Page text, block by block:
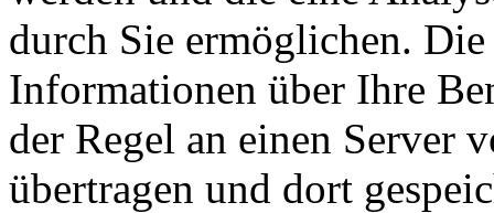
durch Sie ermöglichen.
Informationen über Ihre
der Regel an einen Server
übertragen und dort